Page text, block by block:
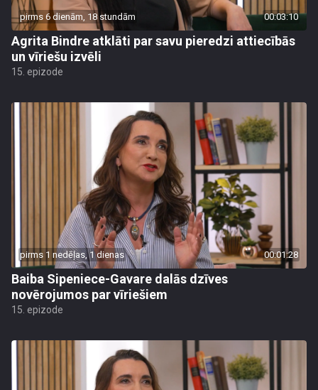
pirms 6 dienām, 18 stundām 00:03:10
Agrita Bindre atklāti par savu pieredzi attiecībās
un vīriešu izvēli
15. epizode
pirms 1 nedēļas, 1 dienas 00:01:28
Baiba Sipeniece-Gavare dalās dzīves
novērojumos par vīriešiem
15. epizode